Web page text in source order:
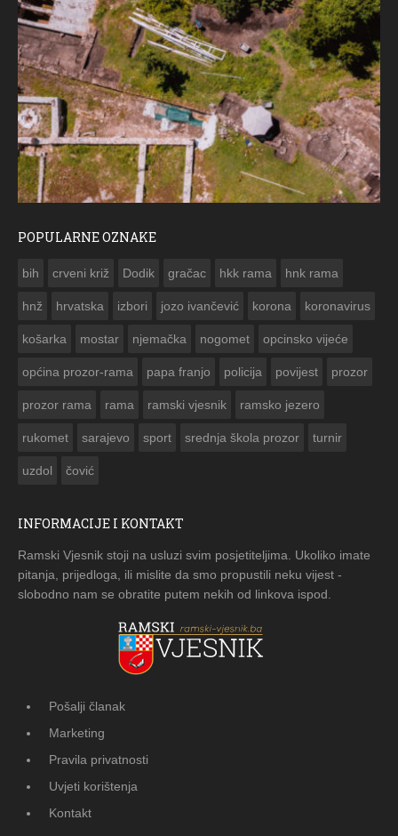
POPULARNE OZNAKE
bih crveni križ Dodik gračac hkk rama hnk rama
hnž hrvatska izbori jozo ivančević korona koronavirus
košarka mostar njemačka nogomet opcinsko vijeće
općina prozor-rama papa franjo policija povijest prozor
prozor rama rama ramski vjesnik ramsko jezero
rukomet sarajevo sport srednja škola prozor turnir
uzdol čović
INFORMACIJE I KONTAKT
Ramski Vjesnik stoji na usluzi svim posjetiteljima. Ukoliko imate
pitanja, prijedloga, ili mislite da smo propustili neku vijest -
slobodno nam se obratite putem nekih od linkova ispod.
Pošalji članak
Marketing
Pravila privatnosti
Uvjeti korištenja
Kontakt